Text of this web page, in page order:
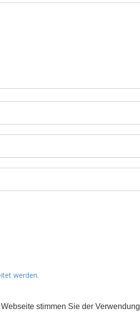
stimmen Sie der Verwendung
werden.